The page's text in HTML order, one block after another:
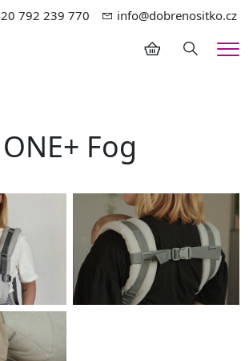
792 239 770 info@dobrenositko.cz
Hledání
ONE+ Fog